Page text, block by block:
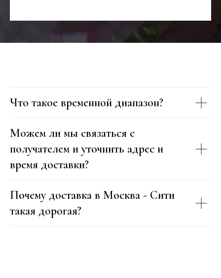
Что такое временной диапазон?
Можем ли мы связаться с
получателем и уточнить адрес и
время доставки?
Почему доставка в Москва - Сити
такая дорогая?